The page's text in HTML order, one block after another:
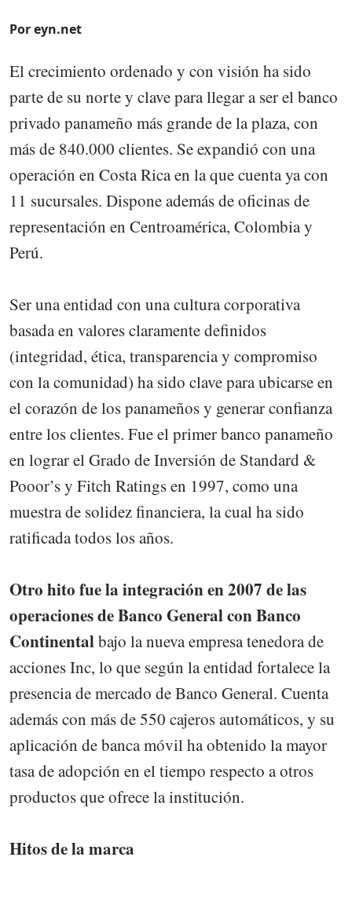
Por eyn.net
El crecimiento ordenado y con visión ha sido
parte de su norte y clave para llegar a ser el banco
privado panameño más grande de la plaza, con
más de 840.000 clientes. Se expandió con una
operación en Costa Rica en la que cuenta ya con
11 sucursales. Dispone además de oficinas de
representación en Centroamérica, Colombia y
Perú.
Ser una entidad con una cultura corporativa
basada en valores claramente definidos
(integridad, ética, transparencia y compromiso
con la comunidad) ha sido clave para ubicarse en
el corazón de los panameños y generar confianza
entre los clientes. Fue el primer banco panameño
en lograr el Grado de Inversión de Standard &
Pooor’s y Fitch Ratings en 1997, como una
muestra de solidez financiera, la cual ha sido
ratificada todos los años.
Otro hito fue la integración en 2007 de las
operaciones de Banco General con Banco
Continentalbajo la nueva empresa tenedora de
acciones Inc, lo que según la entidad fortalece la
presencia de mercado de Banco General. Cuenta
además con más de 550 cajeros automáticos, y su
aplicación de banca móvil ha obtenido la mayor
tasa de adopción en el tiempo respecto a otros
productos que ofrece la institución.
Hitos de la marca